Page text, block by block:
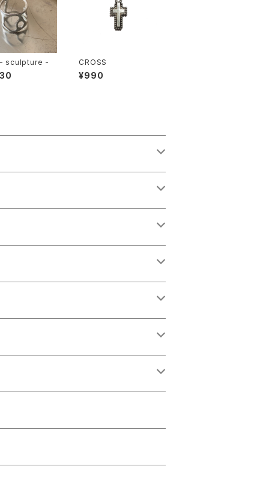
- sculpture - CROSS
¥990